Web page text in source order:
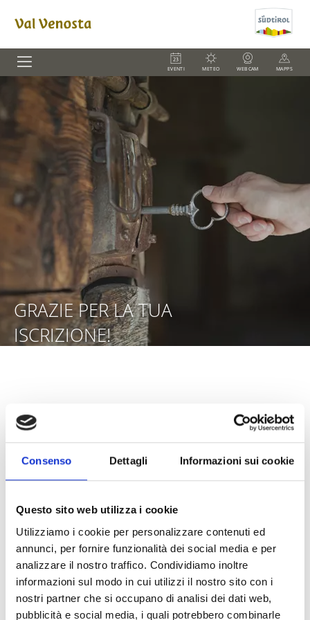
Consenso Dettagli Informazioni sui cookie
Questo sito web utilizza i cookie
Utilizziamo i cookie per personalizzare contenuti ed
annunci, per fornire funzionalità dei social media e per
analizzare il nostro traffico. Condividiamo inoltre
informazioni sul modo in cui utilizzi il nostro sito con i
nostri partner che si occupano di analisi dei dati web,
pubblicità e social media, i quali potrebbero combinarle
EVENTI METEO WEBCAM MAPPS
GRAZIE PER LA TUA
ISCRIZIONE!
Cancellazione Newsletter
Da ora in poi sarete aggiornati su tutte le novità e le
offerte!
TORNA ALLA PAGINA NEWSLETTER
Annulla registrazione alla newsletter:
Se non desidera più ricevere nostre notizie, inserisca